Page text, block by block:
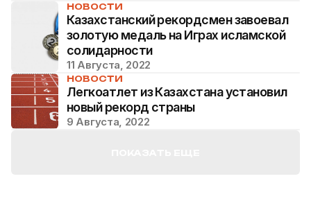
НОВОСТИ
Казахстанский рекордсмен завоевал
золотую медаль на Играх исламской
солидарности
11 Августа, 2022
НОВОСТИ
Легкоатлет из Казахстана установил
новый рекорд страны
9 Августа, 2022